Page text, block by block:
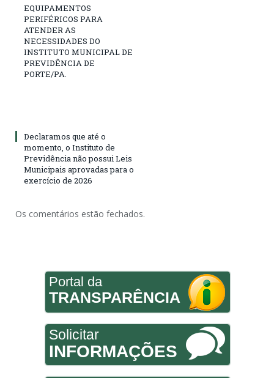
EQUIPAMENTOS
PERIFÉRICOS PARA
ATENDER AS
NECESSIDADES DO
INSTITUTO MUNICIPAL DE
PREVIDÊNCIA DE
PORTE/PA.
Declaramos que até o
momento, o Instituto de
Previdência não possui Leis
Municipais aprovadas para o
exercício de 2026
Os comentários estão fechados.
Portal da
TRANSPARÊNCIA
Solicitar
INFORMAÇÕES